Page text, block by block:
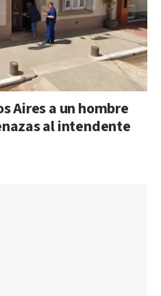
Aires a un hombre
al intendente